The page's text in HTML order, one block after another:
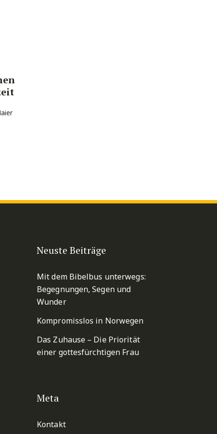
Neuste Beiträge
Mit dem Bibelbus unterwegs:
Begegnungen, Segen und
Wunder
Kompromisslos in Norwegen
Das Zuhause – Die Priorität
einer gottesfürchtigen Frau
Meta
Kontakt